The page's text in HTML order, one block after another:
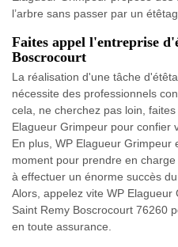
l’arbre sans passer par un
Faites appel l'entreprise
Boscrocourt
La réalisation d'une tâche
nécessite des professionnels
cela, ne cherchez pas loin,
Elagueur Grimpeur pour confier
En plus, WP Elagueur Grimpeur
moment pour prendre en
à effectuer un énorme succès
Alors, appelez vite WP
Saint Remy Boscrocourt 76260
en toute assurance.